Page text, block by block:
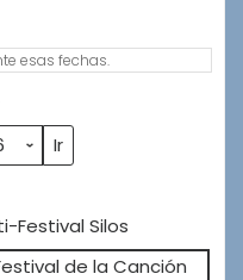
esas fechas.
Festival Silos
de la Canción